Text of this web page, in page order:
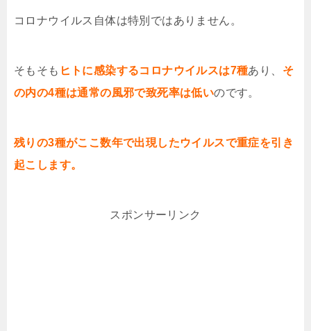
コロナウイルス自体は特別ではありません。
そもそも ヒトに感染するコロナウイルスは7種あり、 そ
の内の4種は通常の風邪で致死率は低いのです。
残りの3種がここ数年で出現したウイルスで重症を引き
起こします。
スポンサーリンク